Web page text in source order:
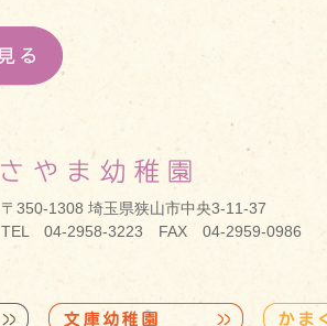
〒350-1308 埼玉県狭山市中央3-11-37
TEL 04-2958-3223 FAX 04-2959-0986